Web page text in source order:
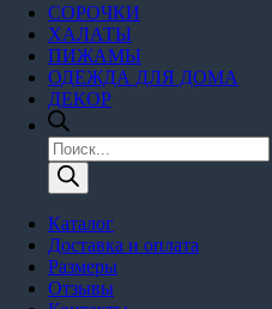
СОРОЧКИ
ХАЛАТЫ
ПИЖАМЫ
ОДЕЖДА ДЛЯ ДОМА
ДЕКОР
Поиск
товаров
Каталог
Доставка и оплата
Размеры
Отзывы